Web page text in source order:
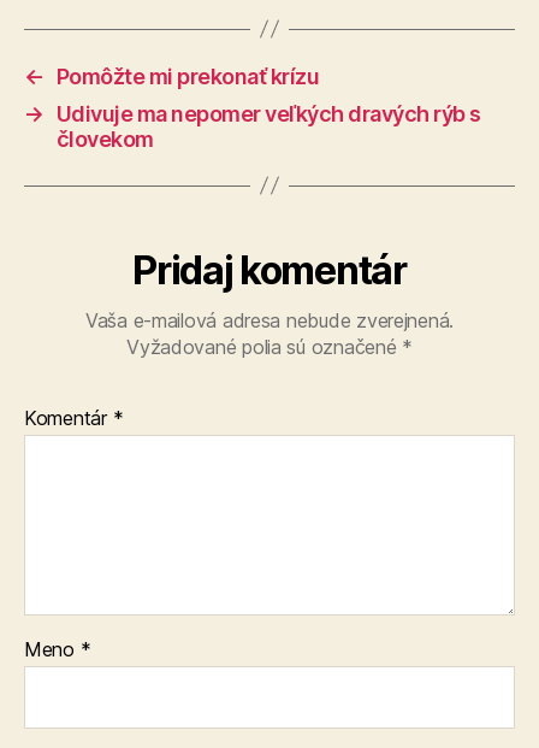
←
Pomôžte mi prekonať krízu
→
Udivuje ma nepomer veľkých dravých rýb s
človekom
Pridaj komentár
Vaša e-mailová adresa nebude zverejnená.
Vyžadované polia sú označené *
Komentár *
Meno *